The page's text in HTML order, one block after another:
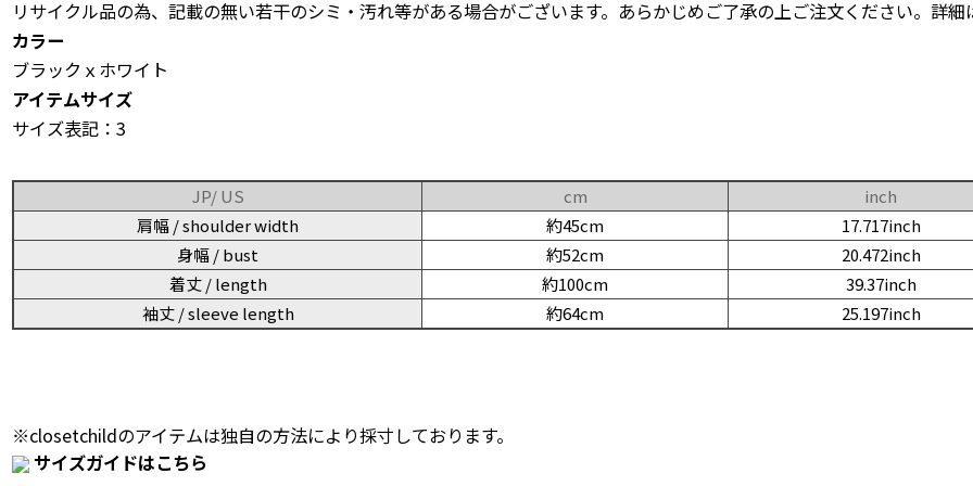
リサイクル品の為、記載の無い若干のシミ・汚れ等がある場合がございます。あらかじめご了承の上ご注文ください。詳細
カラー
ブラックｘホワイト
アイテムサイズ
サイズ表記：3
JP/ US cm
inch
肩幅 / shoulder width
約45cm
17.717inch
身幅 / bust
約52cm
20.472inch
着丈 / length
約100cm
39.37inch
袖丈 / sleeve length
約64cm 25.197inch
※closetchildのアイテムは独自の方法により採寸しております。
サイズガイドはこちら